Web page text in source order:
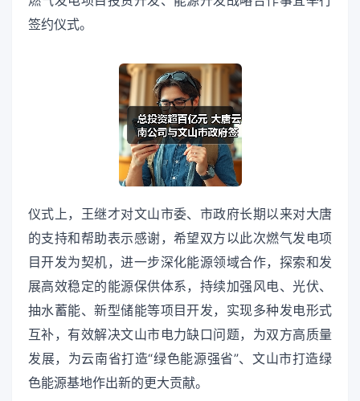
签约仪式。
仪式上，王继才对文山市委、市政府长期以来对大唐
的支持和帮助表示感谢，希望双方以此次燃气发电项
目开发为契机，进一步深化能源领域合作，探索和发
展高效稳定的能源保供体系，持续加强风电、光伏、
抽水蓄能、新型储能等项目开发，实现多种发电形式
互补，有效解决文山市电力缺口问题，为双方高质量
发展，为云南省打造“绿色能源强省”、文山市打造绿
色能源基地作出新的更大贡献。